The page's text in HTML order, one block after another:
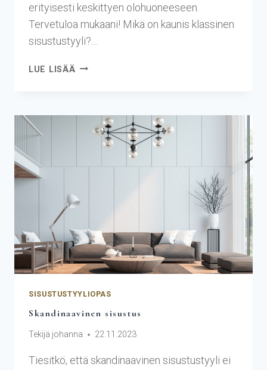
erityisesti keskittyen olohuoneeseen.
Tervetuloa mukaani! Mikä on kaunis klassinen
sisustustyyli?…
LUE LISÄÄ
SISUSTUSTYYLIOPAS
Skandinaavinen sisustus
Tekijä johanna 22.11.2023
Tiesitkö, että skandinaavinen sisustustyyli ei